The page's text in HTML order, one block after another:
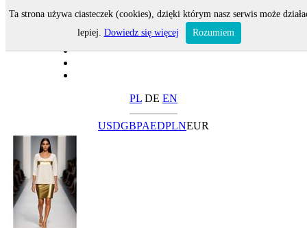
PL DE EN
USDGBPAEDPLNEUR
Ta strona używa ciasteczek (cookies), dzięki którym nasz serwis może
lepiej. Dowiedz się więcej Rozumiem